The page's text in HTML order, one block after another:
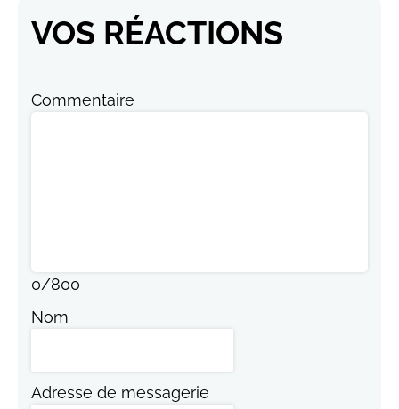
VOS RÉACTIONS
Commentaire
0/800
Nom
Adresse de messagerie